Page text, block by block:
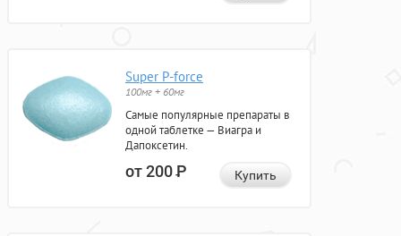
Super P-force
100мг + 60мг
Самые популярные препараты в
одной таблетке — Виагра и
Дапоксетин.
от 200Р Купить